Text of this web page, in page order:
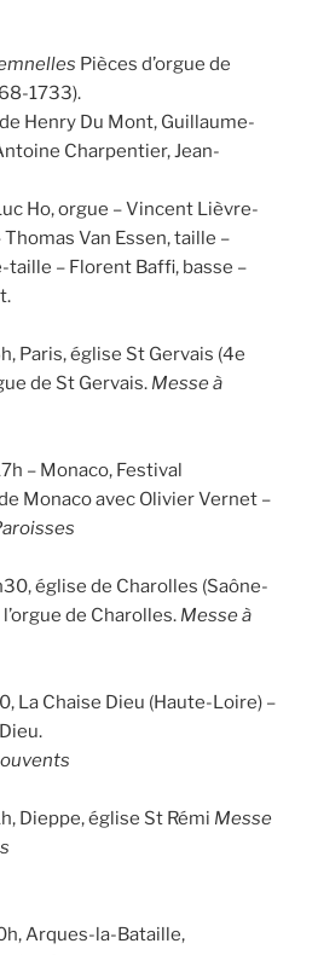
Pièces d’orgue de
1733).
Henry Du Mont, Guillaume-
Charpentier, Jean-
Ho, orgue – Vincent Lièvre-
Van Essen, taille –
taille – Florent Baffi, basse –
Paris, église St Gervais (4e
de St Gervais. Messe à
– Monaco, Festival
Monaco avec Olivier Vernet –
église de Charolles (Saône-
de Charolles. Messe à
La Chaise Dieu (Haute-Loire) –
Dieppe, église St Rémi Messe
Arques-la-Bataille,